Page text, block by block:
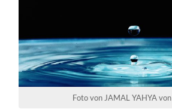
Foto von JAMAL YAHYA von